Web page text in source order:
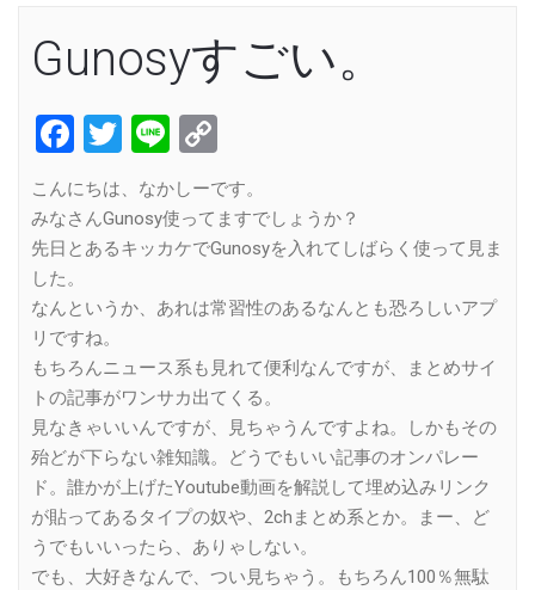
Gunosyすごい。
Facebook
Twitter
Line
Link
こんにちは、なかしーです。
みなさんGunosy使ってますでしょうか？
先日とあるキッカケでGunosyを入れてしばらく使って見ま
した。
なんというか、あれは常習性のあるなんとも恐ろしいアプ
リですね。
もちろんニュース系も見れて便利なんですが、まとめサイ
トの記事がワンサカ出てくる。
見なきゃいいんですが、見ちゃうんですよね。しかもその
殆どが下らない雑知識。どうでもいい記事のオンパレー
ド。誰かが上げたYoutube動画を解説して埋め込みリンク
が貼ってあるタイプの奴や、2chまとめ系とか。まー、ど
うでもいいったら、ありゃしない。
でも、大好きなんで、つい見ちゃう。もちろん100％無駄